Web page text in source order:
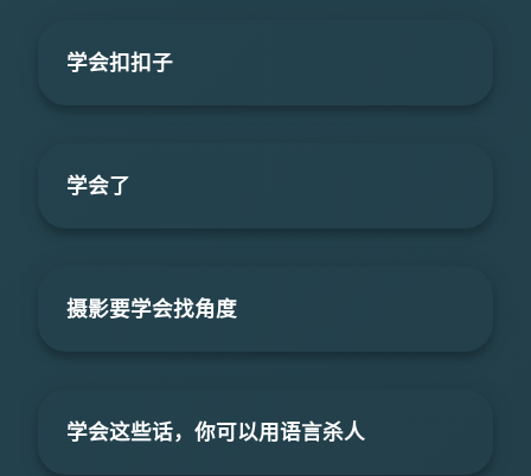
学会扣扣子
学会了
摄影要学会找角度
学会这些话，你可以用语言杀人